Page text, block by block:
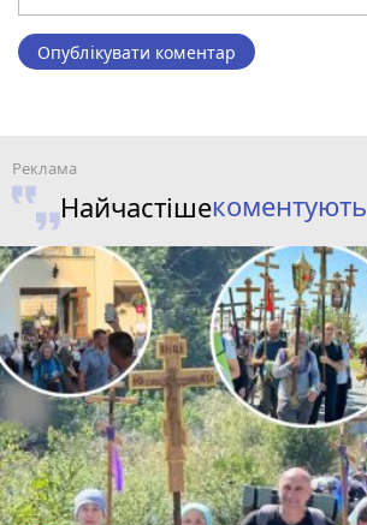
Опублікувати коментар
Найчастішекоментують